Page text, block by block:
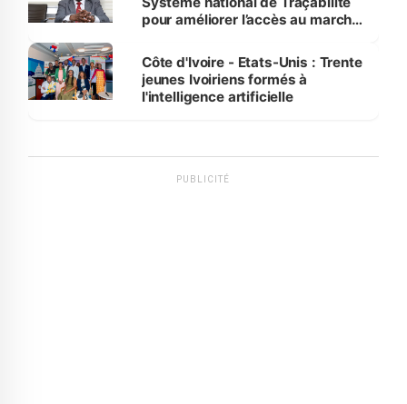
pour améliorer l’accès au marché
Côte d'Ivoire - Etats-Unis : Trente
jeunes Ivoiriens formés à
l'intelligence artificielle
PUBLICITÉ